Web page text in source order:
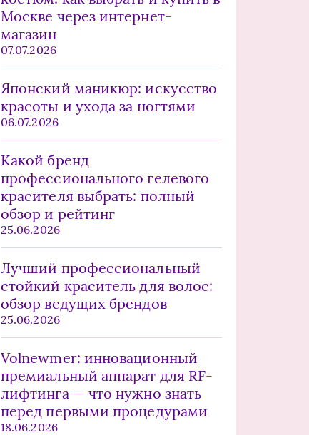
Москве через интернет-
магазин
07.07.2026
Японский маникюр: искусство
красоты и ухода за ногтями
06.07.2026
Какой бренд
профессионального гелевого
красителя выбрать: полный
обзор и рейтинг
25.06.2026
Лучший профессиональный
стойкий краситель для волос:
обзор ведущих брендов
25.06.2026
Volnewmer: инновационный
премиальный аппарат для RF-
лифтинга — что нужно знать
перед первыми процедурами
18.06.2026